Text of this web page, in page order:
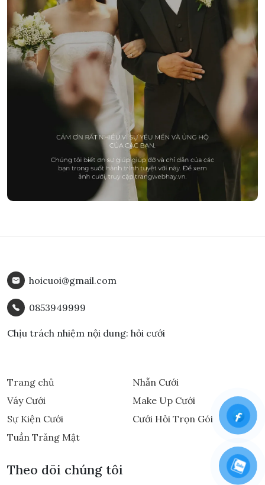
hoicuoi@gmail.com
0853949999
Chịu trách nhiệm nội dung: hỏi cưới
Trang chủ
Nhẫn Cưới
Váy Cưới
Make Up Cưới
Sự Kiện Cưới
Cưới Hỏi Trọn Gói
Tuần Trăng Mật
Theo dõi chúng tôi